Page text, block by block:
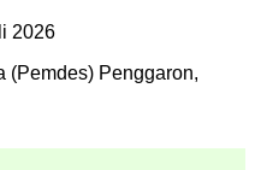
2026
(Pemdes) Penggaron,